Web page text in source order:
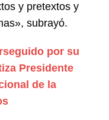
y pretextos y
subrayó.
por su
Presidente
de la